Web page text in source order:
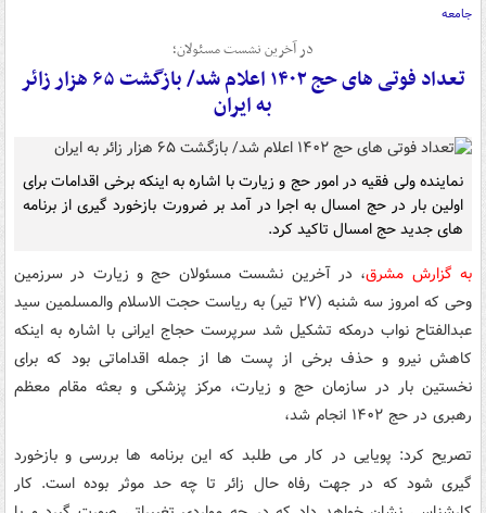
جامعه
در آخرین نشست مسئولان؛
تعداد فوتی های حج ۱۴۰۲ اعلام شد/ بازگشت ۶۵ هزار زائر
به ایران
نماینده ولی فقیه در امور حج و زیارت با اشاره به اینکه برخی اقدامات برای
اولین بار در حج امسال به اجرا در آمد بر ضرورت بازخورد گیری از برنامه
های جدید حج امسال تاکید کرد.
به گزارش مشرق، در آخرین نشست مسئولان حج و زیارت در سرزمین
وحی که امروز سه شنبه (۲۷ تیر) به ریاست حجت الاسلام والمسلمین سید
عبدالفتاح نواب درمکه تشکیل شد سرپرست حجاج ایرانی با اشاره به اینکه
کاهش نیرو و حذف برخی از پست ها از جمله اقداماتی بود که برای
نخستین بار در سازمان حج و زیارت، مرکز پزشکی و بعثه مقام معظم
رهبری در حج ۱۴۰۲ انجام شد،
تصریح کرد: پویایی در کار می طلبد که این برنامه ها بررسی و بازخورد
گیری شود که در جهت رفاه حال زائر تا چه حد موثر بوده است. کار